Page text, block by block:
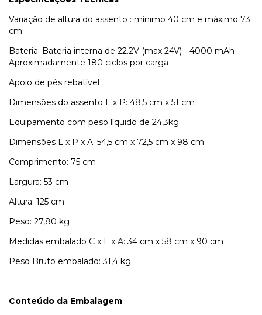
Variação de altura do assento : mínimo 40 cm e máximo 73
cm
Bateria: Bateria interna de 22.2V (max 24V) - 4000 mAh –
Aproximadamente 180 ciclos por carga
Apoio de pés rebatível
Dimensões do assento L x P: 48,5 cm x 51 cm
Equipamento com peso líquido de 24,3kg
Dimensões L x P x A: 54,5 cm x 72,5 cm x 98 cm
Comprimento: 75 cm
Largura: 53 cm
Altura: 125 cm
Peso: 27,80 kg
Medidas embalado C x L x A: 34 cm x 58 cm x 90 cm
Peso Bruto embalado: 31,4 kg
Conteúdo da Embalagem